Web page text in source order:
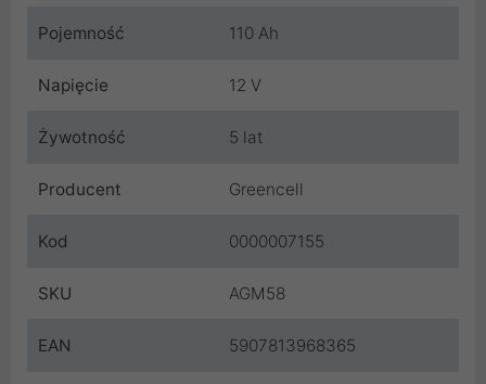
Pojemność 110 Ah
Napięcie 12 V
Żywotność 5 lat
Producent Greencell
Kod 0000007155
SKU AGM58
EAN 5907813968365